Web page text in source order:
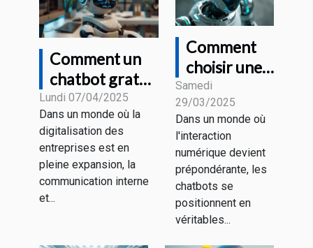
Comment un
chatbot gratuit
peut
révolutionner
la
communication
d'entreprise
Lundi 07/04/2025
Dans un monde où la
digitalisation des
entreprises est en
pleine expansion, la
communication interne
et...
Comment
choisir une
plateforme
de création
de chatbots
pour votre
entreprise
Samedi
29/03/2025
Dans un monde où
l'interaction
numérique devient
prépondérante, les
chatbots se
positionnent en
véritables...